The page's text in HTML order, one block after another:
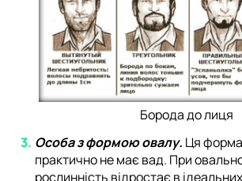
Борода до лиця
Особа з формою овалу. Ця
практично не має вад. При
рослинність відростає в